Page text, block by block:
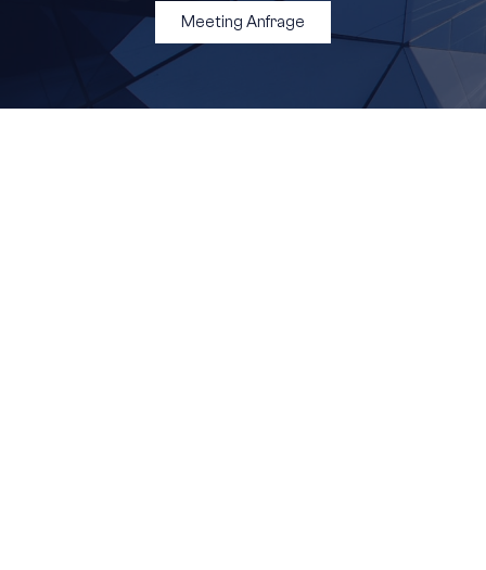
Meeting Anfrage